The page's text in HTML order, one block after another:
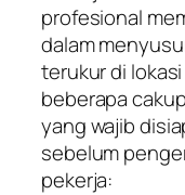
profesional
dalam
terukur di
beberapa
yang wajib
sebelum
pekerja: